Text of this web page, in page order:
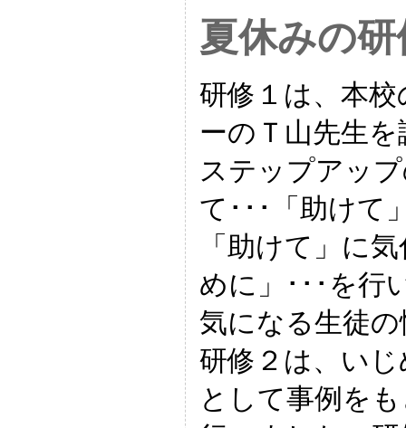
夏休みの
研修１は、本
ーのＴ山先生
ステップアッ
て･･･「助けて
「助けて」に
めに」･･･を行
気になる生徒
研修２は、い
として事例を